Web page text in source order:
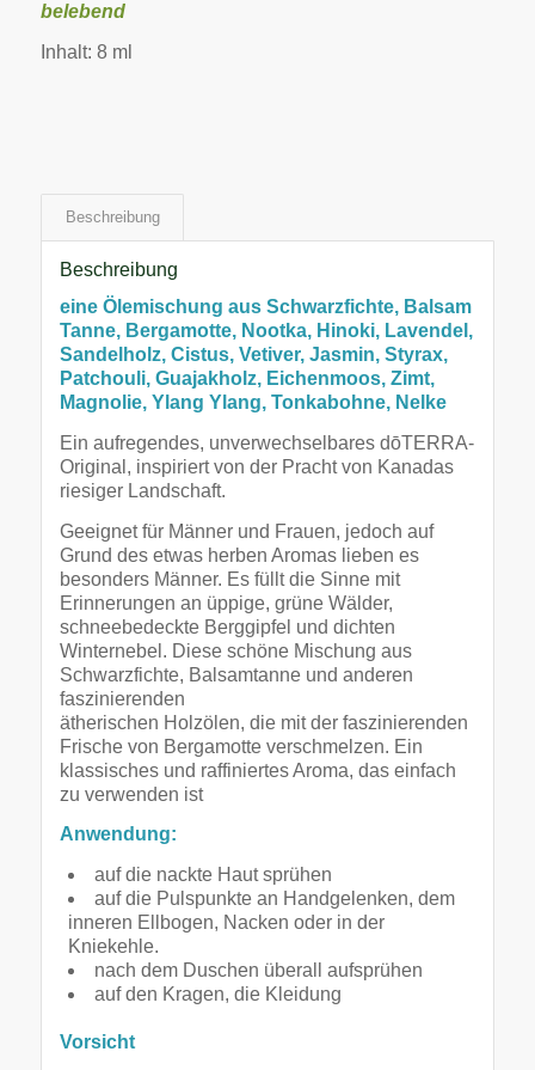
belebend
Inhalt: 8 ml
Beschreibung
Beschreibung
eine Ölemischung aus Schwarzfichte, Balsam
Tanne, Bergamotte, Nootka, Hinoki, Lavendel,
Sandelholz, Cistus, Vetiver, Jasmin, Styrax,
Patchouli, Guajakholz, Eichenmoos, Zimt,
Magnolie, Ylang Ylang, Tonkabohne, Nelke
Ein aufregendes, unverwechselbares dōTERRA-
Original, inspiriert von der Pracht von Kanadas
riesiger Landschaft.
Geeignet für Männer und Frauen, jedoch auf
Grund des etwas herben Aromas lieben es
besonders Männer. Es füllt die Sinne mit
Erinnerungen an üppige, grüne Wälder,
schneebedeckte Berggipfel und dichten
Winternebel. Diese schöne Mischung aus
Schwarzfichte, Balsamtanne und anderen
faszinierenden
ätherischen Holzölen, die mit der faszinierenden
Frische von Bergamotte verschmelzen. Ein
klassisches und raffiniertes Aroma, das einfach
zu verwenden ist
Anwendung:
auf die nackte Haut sprühen
auf die Pulspunkte an Handgelenken, dem
inneren Ellbogen, Nacken oder in der
Kniekehle.
nach dem Duschen überall aufsprühen
auf den Kragen, die Kleidung
Vorsicht